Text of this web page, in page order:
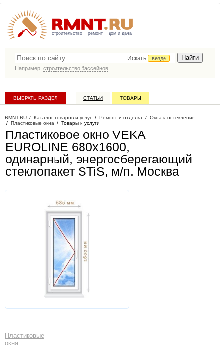
строительство ремонт дом и дача
Искать
везде
Например, строительство бассейнов
ВЫБРАТЬ РАЗДЕЛ СТАТЬИ ТОВАРЫ
RMNT.RU / Каталог товаров и услуг / Ремонт и отделка / Окна и остекление
/ Пластиковые окна / Товары и услуги
Пластиковое окно VEKA
EUROLINE 680х1600,
одинарный, энергосберегающий
стеклопакет STiS, м/п. Москва
Пластиковые
окна